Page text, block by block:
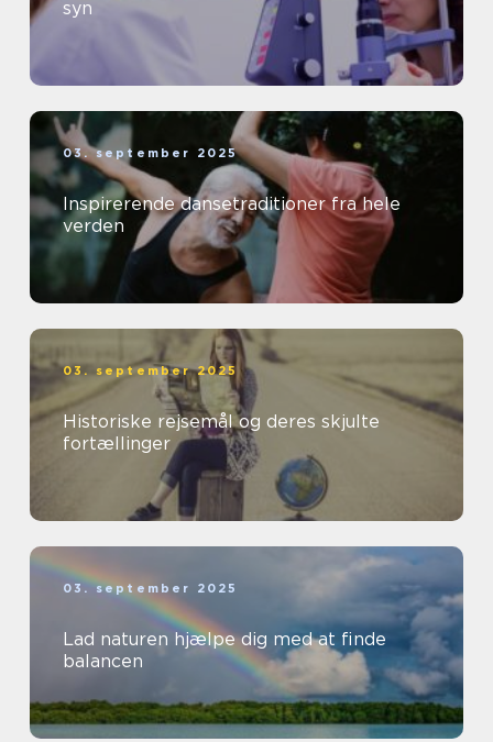
syn
03. september 2025
Inspirerende dansetraditioner fra hele
verden
03. september 2025
Historiske rejsemål og deres skjulte
fortællinger
03. september 2025
Lad naturen hjælpe dig med at finde
balancen